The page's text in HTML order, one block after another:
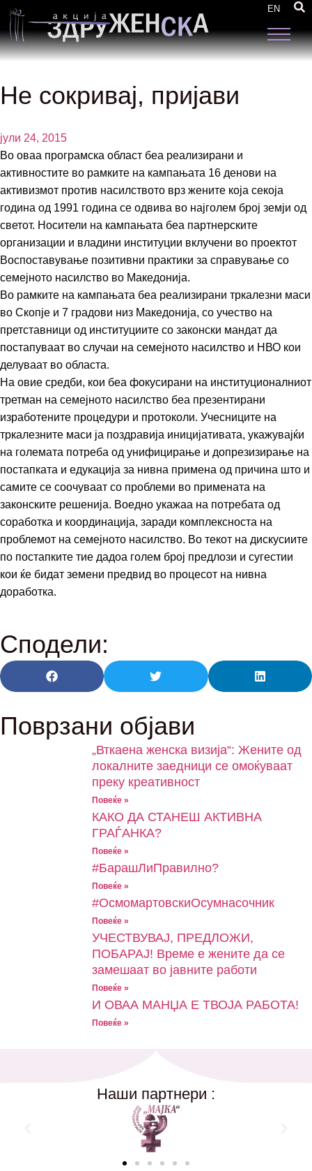
EN
Не сокривај, пријави
јули 24, 2015
Во оваа програмска област беа реализирани и
активностите во рамките на кампањата 16 денови на
активизмот против насилството врз жените која секоја
година од 1991 година се одвива во најголем број земји од
светот. Носители на кампањата беа партнерските
организации и владини институции вклучени во проектот
Воспоставување позитивни практики за справување со
семејното насилство во Македонија.
Во рамките на кампањата беа реализирани тркалезни маси
во Скопје и 7 градови низ Македонија, со учество на
претставници од институциите со законски мандат да
постапуваат во случаи на семејното насилство и НВО кои
делуваат во областа.
На овие средби, кои беа фокусирани на институционалниот
третман на семејното насилство беа презентирани
изработените процедури и протоколи. Учесниците на
тркалезните маси ја поздравија иницијативата, укажувајќи
на големата потреба од унифицирање и допрезизирање на
постапката и едукација за нивна примена од причина што и
самите се соочуваат со проблеми во примената на
законските решенија. Воедно укажаа на потребата од
соработка и координација, заради комплексноста на
проблемот на семејното насилство. Во текот на дискусиите
по постапките тие дадоа голем број предлози и сугестии
кои ќе бидат земени предвид во процесот на нивна
доработка.
Сподели:
Поврзани објави
„Вткаена женска визија“: Жените од
локалните заедници се омоќуваат
преку креативност
Повеќе »
КАКО ДА СТАНЕШ АКТИВНА
ГРАЃАНКА?
Повеќе »
#БарашЛиПравилно?
Повеќе »
#ОсмомартовскиOсумнасочник
Повеќе »
УЧЕСТВУВАЈ, ПРЕДЛОЖИ,
ПОБАРАЈ! Време е жените да се
замешаат во јавните работи
Повеќе »
И ОВАА МАНЏА Е ТВОЈА РАБОТА!
Повеќе »
Наши партнери :